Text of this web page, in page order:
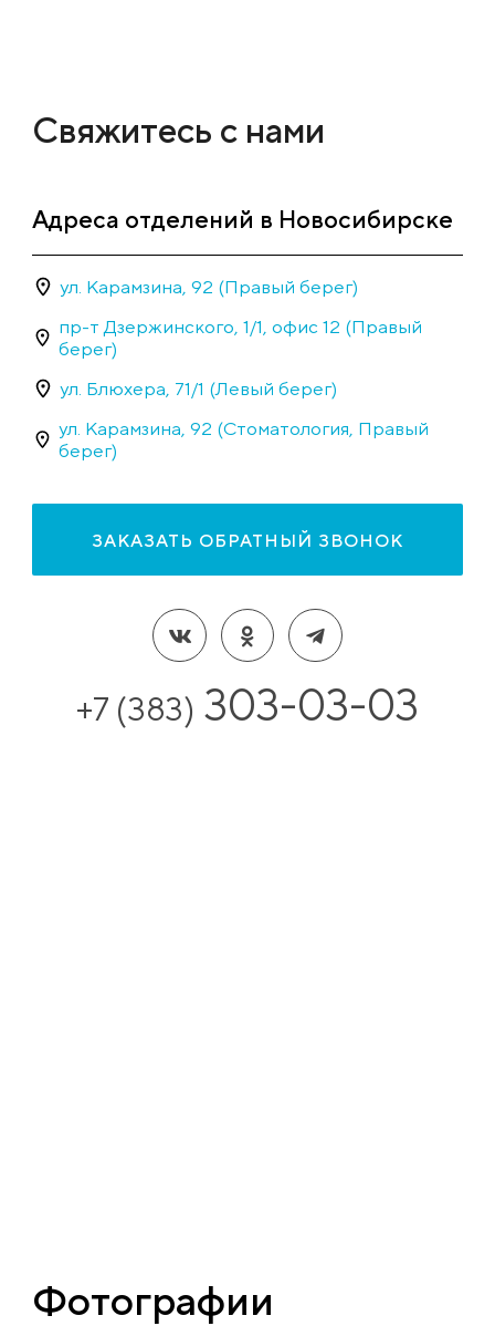
Свяжитесь с нами
Адреса отделений в Новосибирске
ул. Карамзина, 92 (Правый берег)
пр-т Дзержинского, 1/1, офис 12 (Правый
берег)
ул. Блюхера, 71/1 (Левый берег)
ул. Карамзина, 92 (Стоматология, Правый
берег)
ЗАКАЗАТЬ ОБРАТНЫЙ ЗВОНОК
+7 (383) 303-03-03
Фотографии